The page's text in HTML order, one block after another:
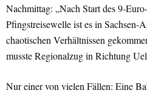
Nachmittag: „Nach Start des 9-
Pfingstreisewelle ist es in Sachsen-
chaotischen Verhältnissen
musste Regionalzug in Richtung
Nur einer von vielen Fällen: Eine